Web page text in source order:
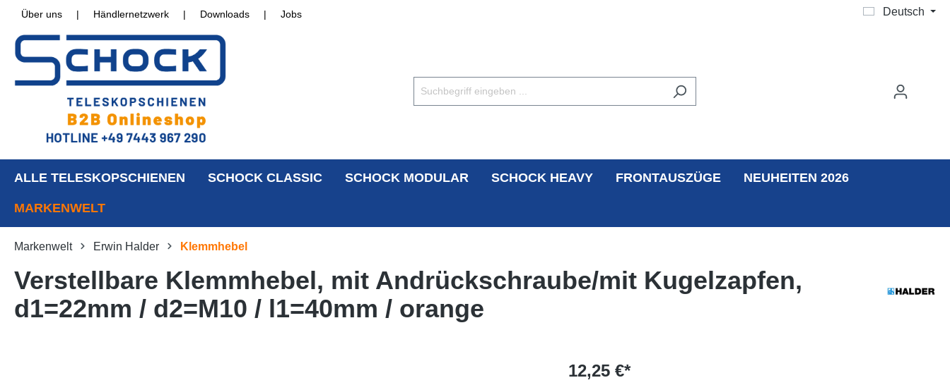
Über uns | Händlernetzwerk | Downloads | Jobs Deutsch
ALLE TELESKOPSCHIENEN SCHOCK CLASSIC SCHOCK MODULAR SCHOCK HEAVY FRONTAUSZÜGE NEUHEITEN 2026
MARKENWELT
Markenwelt Erwin Halder Klemmhebel
Verstellbare Klemmhebel, mit Andrückschraube/mit Kugelzapfen,
d1=22mm / d2=M10 / l1=40mm / orange
12,25 €*